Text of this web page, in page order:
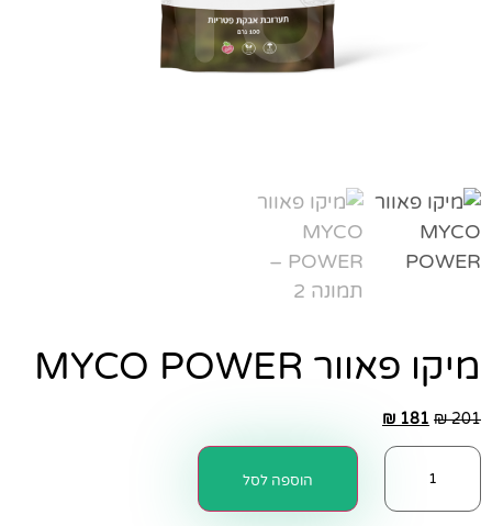
מיקו פאוור MYCO POWER
₪201
₪ 181
הוספה לסל